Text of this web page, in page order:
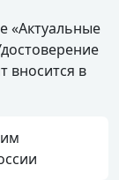
«Актуальные
вносится в